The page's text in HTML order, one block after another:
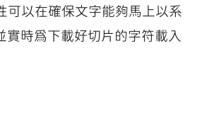
可以在確保文字能夠馬上以系
實時爲下載好切片的字符載入